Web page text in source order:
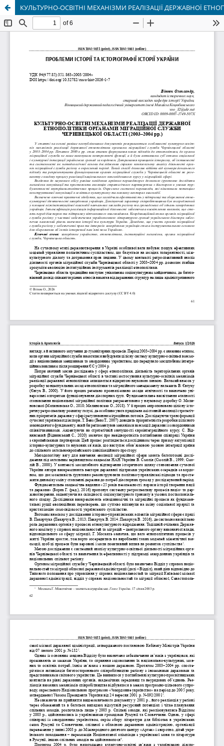
КУЛЬТУРНО-ОСВІТНІ МЕХАНІЗМИ РЕАЛІЗАЦІЇ ДЕРЖАВНОЇ